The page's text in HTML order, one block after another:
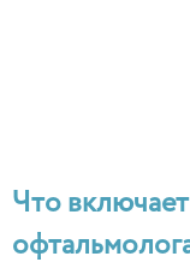
Что